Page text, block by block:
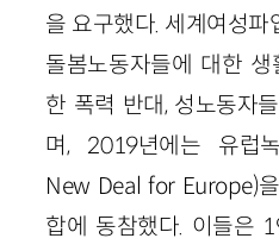
을 요구했다. 세계여성
돌봄노동자들에 대한
한 폭력 반대, 성노동자
며, 2019년에는 유럽
New Deal for Europe)
합에 동참했다. 이들은